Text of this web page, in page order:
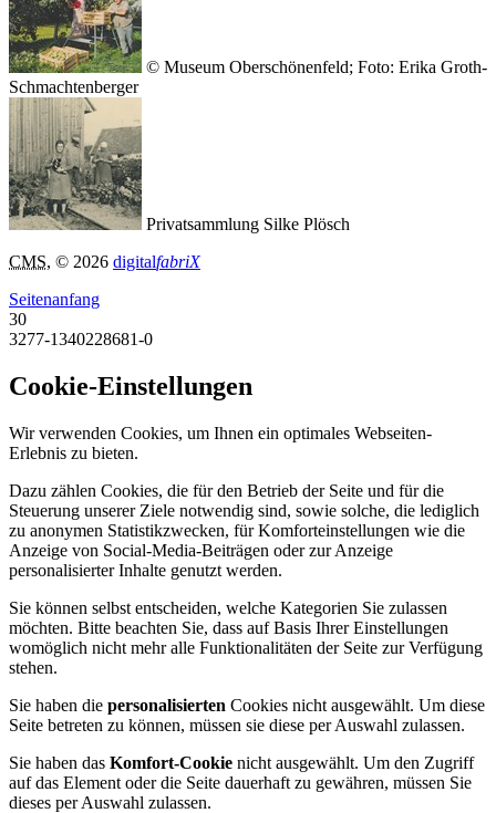
© Museum Oberschönenfeld; Foto: Erika Groth-
Schmachtenberger
Privatsammlung Silke Plösch
CMS, © 2026 digitalfabriX
Seitenanfang
30
3277-1340228681-0
Cookie-Einstellungen
Wir verwenden Cookies, um Ihnen ein optimales Webseiten-
Erlebnis zu bieten.
Dazu zählen Cookies, die für den Betrieb der Seite und für die
Steuerung unserer Ziele notwendig sind, sowie solche, die lediglich
zu anonymen Statistikzwecken, für Komforteinstellungen wie die
Anzeige von Social-Media-Beiträgen oder zur Anzeige
personalisierter Inhalte genutzt werden.
Sie können selbst entscheiden, welche Kategorien Sie zulassen
möchten. Bitte beachten Sie, dass auf Basis Ihrer Einstellungen
womöglich nicht mehr alle Funktionalitäten der Seite zur Verfügung
stehen.
Sie haben die personalisierten Cookies nicht ausgewählt. Um diese
Seite betreten zu können, müssen sie diese per Auswahl zulassen.
Sie haben das Komfort-Cookie nicht ausgewählt. Um den Zugriff
auf das Element oder die Seite dauerhaft zu gewähren, müssen Sie
dieses per Auswahl zulassen.